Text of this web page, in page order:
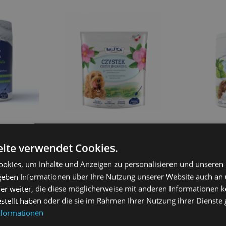
Weiterlesen
verwendet Cookies.
um Inhalte und Anzeigen zu personalisieren und
Informationen über Ihre Nutzung unserer Website auch an
weiter, die diese möglicherweise mit anderen Informationen
haben oder die sie im Rahmen Ihrer Nutzung ihrer Dienste